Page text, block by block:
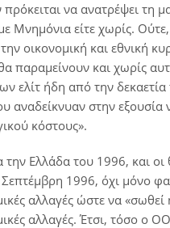
να ανατρέψει τη
Μνημόνια είτε χωρίς.
οικονομική και εθνική
παραμείνουν και χωρίς
ελίτ ήδη από την
αναδείκνυαν στην
κόστους».
Ελλάδα του 1996, και οι
Σεπτέμβρη 1996, όχι μόνο
αλλαγές ώστε να
αλλαγές. Έτσι, τόσο ο